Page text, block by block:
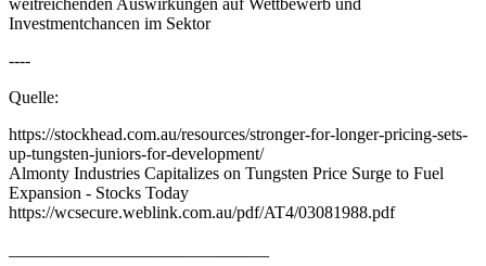
Investmentchancen im Sektor
----
Quelle:
https://stockhead.com.au/resources/stronger-for-longer-pricing-sets-
up-tungsten-juniors-for-development/
Almonty Industries Capitalizes on Tungsten Price Surge to Fuel
Expansion - Stocks Today
https://wcsecure.weblink.com.au/pdf/AT4/03081988.pdf